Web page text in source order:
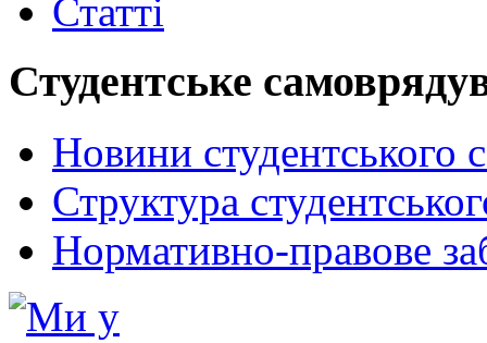
Статті
Студентське
Новини студентського
Структура
Нормативно-правове